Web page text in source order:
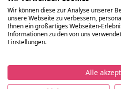
Wir können diese zur Analyse unserer
unsere Webseite zu verbessern,
Ihnen ein großartiges Webseiten-
Informationen zu den von uns
Einstellungen.
Alle